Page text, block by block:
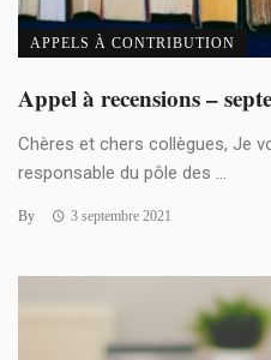
APPELS À CONTRIBUTION
Appel à recensions –
Chères et chers collègues, Je
responsable du pôle des ...
By 3 septembre 2021